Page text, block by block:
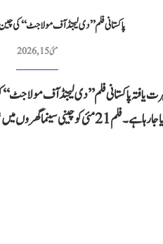
پاکستانی فلم ’’دی لیجنڈ آف مولا جٹ‘‘ کی
مئی 15, 2026
یافتہ پاکستانی فلم ’’دی لیجنڈ آف مولا
21 مئی کو چینی سینما گھروں میں نمائش…